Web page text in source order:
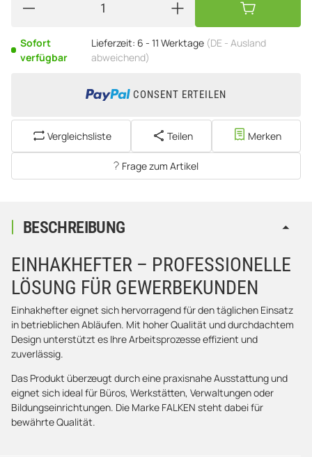
Sofort
verfügbar
Lieferzeit: 6 - 11 Werktage (DE - Ausland
abweichend)
CONSENT ERTEILEN
Vergleichsliste Teilen Merken
Frage zum Artikel
BESCHREIBUNG
EINHAKHEFTER – PROFESSIONELLE
LÖSUNG FÜR GEWERBEKUNDEN
Einhakhefter eignet sich hervorragend für den täglichen Einsatz
in betrieblichen Abläufen. Mit hoher Qualität und durchdachtem
Design unterstützt es Ihre Arbeitsprozesse effizient und
zuverlässig.
Das Produkt überzeugt durch eine praxisnahe Ausstattung und
eignet sich ideal für Büros, Werkstätten, Verwaltungen oder
Bildungseinrichtungen. Die Marke FALKEN steht dabei für
bewährte Qualität.